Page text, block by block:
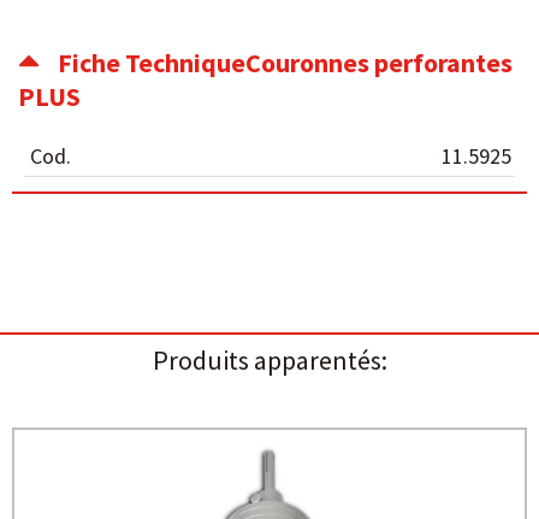
Fiche TechniqueCouronnes perforantes
PLUS
Cod. 11.5925
Produits apparentés: